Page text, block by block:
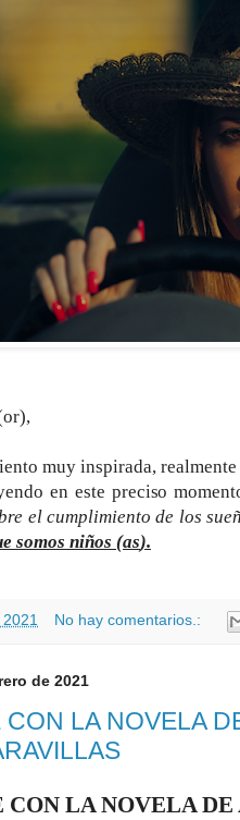
muy inspirada,
en este preciso
el cumplimiento de los
somos niños (as).
No hay comentarios.:
de 2021
CON LA NOVELA
CON LA NOVELA